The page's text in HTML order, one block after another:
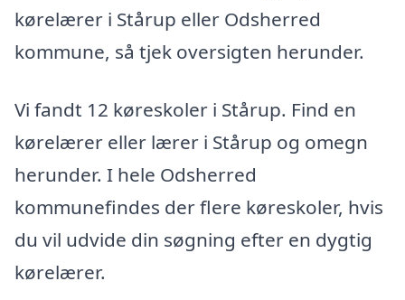
kørelærer i Stårup eller Odsherred
kommune, så tjek oversigten herunder.
Vi fandt 12 køreskoler i Stårup. Find en
kørelærer eller lærer i Stårup og omegn
herunder. I hele Odsherred
kommunefindes der flere køreskoler, hvis
du vil udvide din søgning efter en dygtig
kørelærer.